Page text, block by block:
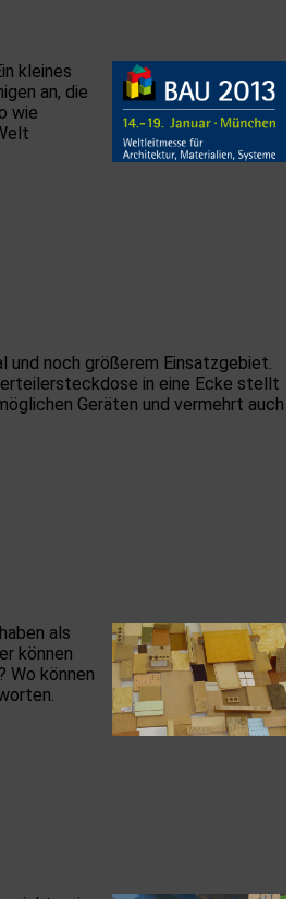
kleines
an, die
wie
noch größerem Einsatzgebiet.
in eine Ecke stellt
Geräten und vermehrt auch
als
können
Wo können